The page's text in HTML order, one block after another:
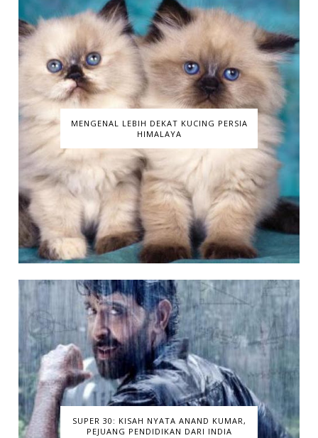
MENGENAL LEBIH DEKAT KUCING PERSIA
HIMALAYA
SUPER 30: KISAH NYATA ANAND KUMAR,
PEJUANG PENDIDIKAN DARI INDIA